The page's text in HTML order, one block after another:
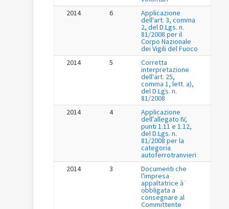
2014
6 Applicazione
dell'art. 3, comma
2, del D.Lgs. n.
81/2008 per il
Corpo Nazionale
dei Vigili del Fuoco
2014
5 Corretta
interpretazione
dell'art. 25,
comma 1, lett. a),
del D.Lgs. n.
81/2008
2014
4 Applicazione
dell'allegato IV,
punti 1.11 e 1.12,
del D.Lgs. n.
81/2008 per la
categoria
autoferrotranvieri
2014
3 Documenti che
l'impresa
appaltatrice à¨
obbligata a
consegnare al
Committente